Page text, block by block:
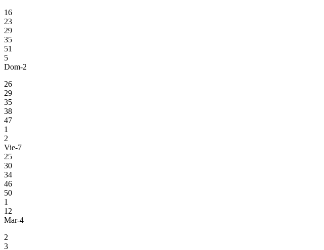
16
23
29
35
51
5
Dom-2
26
29
35
38
47
1
2
Vie-7
25
30
34
46
50
1
12
Mar-4
2
3